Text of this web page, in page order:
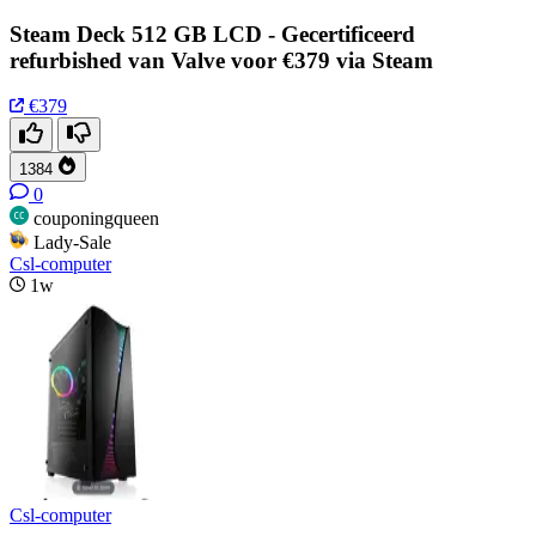
Steam Deck 512 GB LCD - Gecertificeerd
refurbished van Valve voor €379 via Steam
€379
1384
0
couponingqueen
Lady-Sale
Csl-computer
1w
Csl-computer